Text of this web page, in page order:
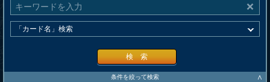
検 索
条件を絞って検索 ∧